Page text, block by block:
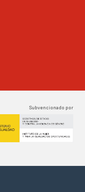
Subvencionado por